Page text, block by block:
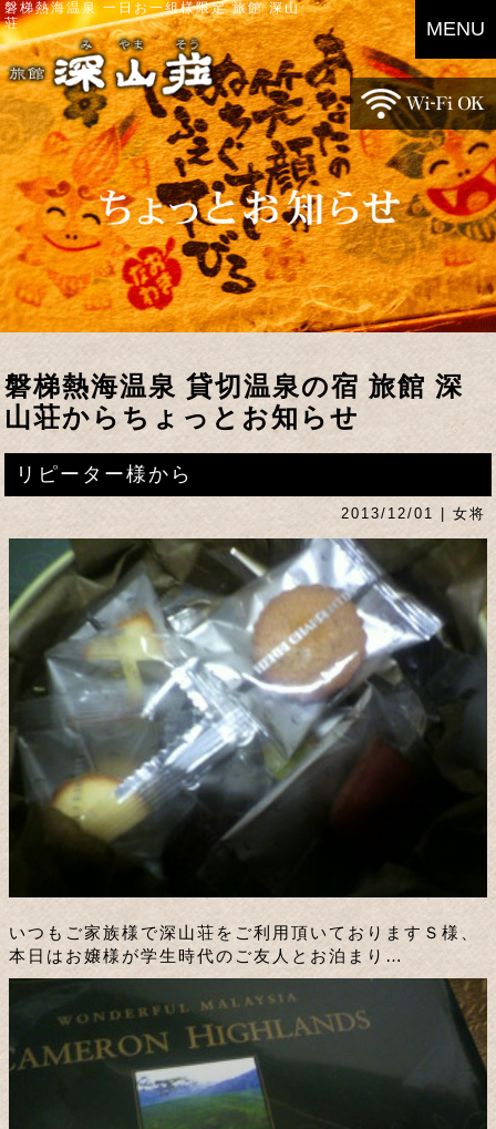
磐梯熱海温泉 一日お一組様限定 旅館 深山
荘
磐梯熱海温泉 貸切温泉の宿 旅館 深
山荘からちょっとお知らせ
リピーター様から
2013/12/01 | 女将
いつもご家族様で深山荘をご利用頂いておりますＳ様、
本日はお嬢様が学生時代のご友人とお泊まり…
MENU